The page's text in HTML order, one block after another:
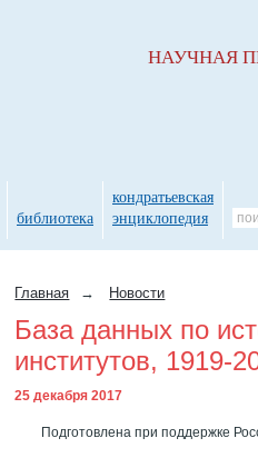
Главная → Новости
База данных по
институтов, 1919-
25 декабря 2017
Подготовлена при поддержке
НАУЧНАЯ
библиотека
кондратьевская
энциклопедия